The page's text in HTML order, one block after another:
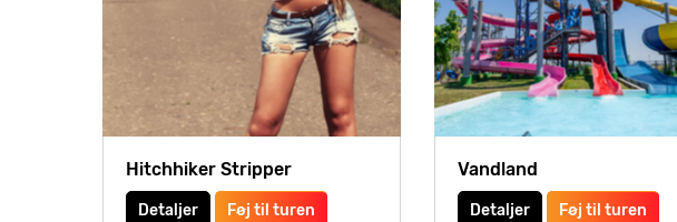
Hitchhiker Stripper
Detaljer Føj til turen
Vandland
Detaljer Føj til turen